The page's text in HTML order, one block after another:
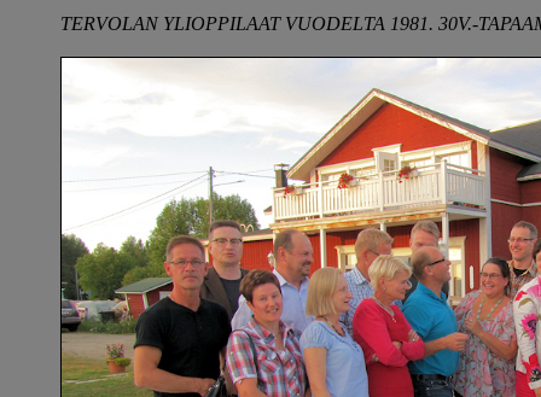
TERVOLAN YLIOPPILAAT VUODELTA 1981. 30V.-